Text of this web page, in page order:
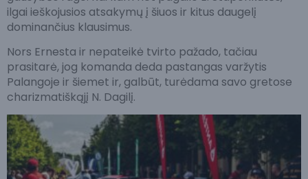
ilgai ieškojusios atsakymų į šiuos ir kitus daugelį
dominančius klausimus.
Nors Ernesta ir nepateikė tvirto pažado, tačiau
prasitarė, jog komanda deda pastangas varžytis
Palangoje ir šiemet ir, galbūt, turėdama savo gretose
charizmatiškąjį N. Dagilį.